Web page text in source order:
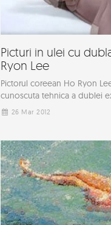
Picturi in ulei cu
Ryon Lee
Pictorul coreean Ho Ryon
cunoscuta tehnica a dublei
26 Mar 2012